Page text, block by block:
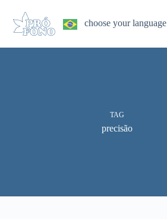
conteúdo
choose your language
TAG
precisão